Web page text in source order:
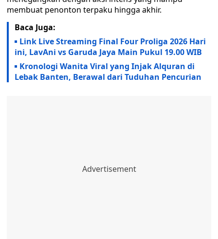
membuat penonton terpaku hingga akhir.
Baca Juga:
Link Live Streaming Final Four Proliga 2026 Hari
ini, LavAni vs Garuda Jaya Main Pukul 19.00 WIB
Kronologi Wanita Viral yang Injak Alquran di
Lebak Banten, Berawal dari Tuduhan Pencurian